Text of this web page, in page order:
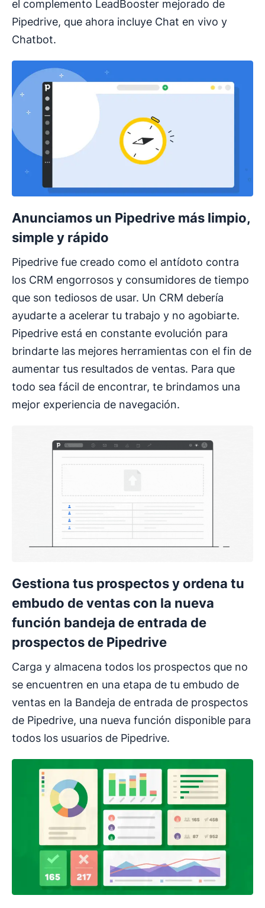
el complemento LeadBooster mejorado de
Pipedrive, que ahora incluye Chat en vivo y
Chatbot.
Anunciamos un Pipedrive más limpio,
simple y rápido
Pipedrive fue creado como el antídoto contra
los CRM engorrosos y consumidores de tiempo
que son tediosos de usar. Un CRM debería
ayudarte a acelerar tu trabajo y no agobiarte.
Pipedrive está en constante evolución para
brindarte las mejores herramientas con el fin de
aumentar tus resultados de ventas. Para que
todo sea fácil de encontrar, te brindamos una
mejor experiencia de navegación.
Gestiona tus prospectos y ordena tu
embudo de ventas con la nueva
función bandeja de entrada de
prospectos de Pipedrive
Carga y almacena todos los prospectos que no
se encuentren en una etapa de tu embudo de
ventas en la Bandeja de entrada de prospectos
de Pipedrive, una nueva función disponible para
todos los usuarios de Pipedrive.